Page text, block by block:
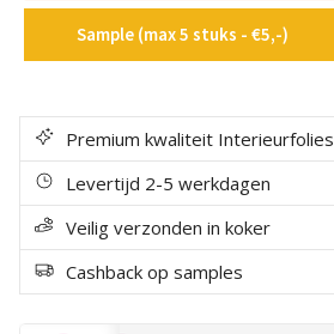
Deep
Sample (max 5 stuks - €5,-)
Premium kwaliteit Interieurfolies
Levertijd 2-5 werkdagen
Veilig verzonden in koker
Cashback op samples